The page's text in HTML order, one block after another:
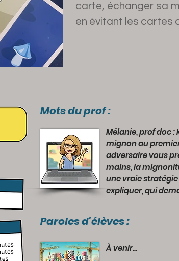
carte, échanger sa
en évitant les cartes
Mots du prof :
Mélanie, prof doc :
mignon au
adversaire vous
mains, la
une vraie
expliquer, qui
Paroles d'élèves :
À venir...